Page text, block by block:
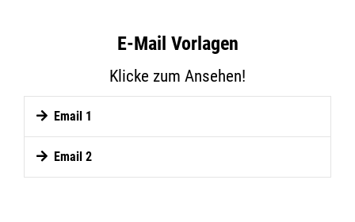
E-Mail Vorlagen
Klicke zum Ansehen!
Email 1
Email 2